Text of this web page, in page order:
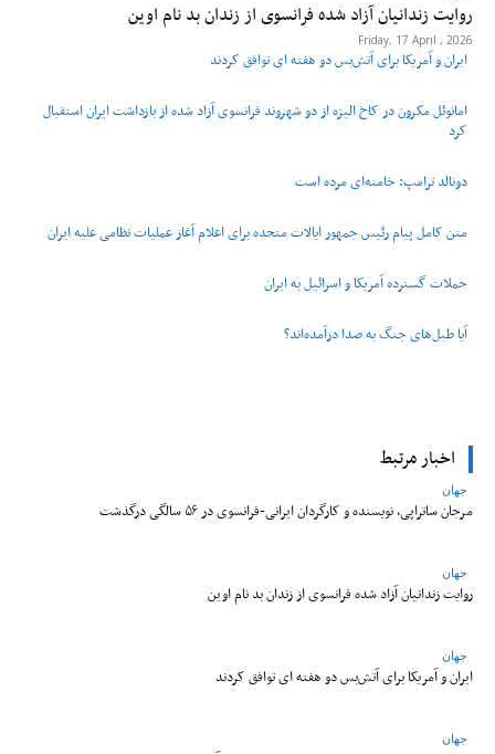
روایت زندانیان آزاد شده فرانسوی از زندان ‌بد نام اوین
Friday, 17 April , 2026
ایران و آمریکا برای آتش‌بس دو هفته‌ ای توافق کردند
امانوئل مکرون در کاخ الیزه از دو شهروند فرانسوی آزاد شده از بازداشت ایران استقبال
کرد
دونالد ترامپ: خامنه‌ای مرده است
متن کامل پیام رئیس جمهور ایالات متحده برای اعلام آغاز عملیات نظامی علیه ایران
حملات گسترده آمریکا و اسرائیل به ایران
آیا طبل‌های جنگ به صدا درآمده‌اند؟
اخبار مرتبط
جهان
مرجان ساتراپی، نویسنده و کارگردان ایرانی-فرانسوی در ۵۶ سالگی درگذشت
جهان
روایت زندانیان آزاد شده فرانسوی از زندان ‌بد نام اوین
جهان
ایران و آمریکا برای آتش‌بس دو هفته‌ ای توافق کردند
جهان